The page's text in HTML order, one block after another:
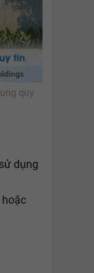
quy
dụng
hoặc